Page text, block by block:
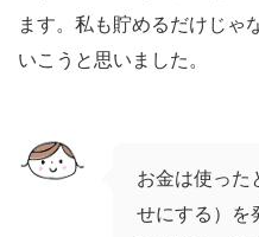
ます。私も貯めるだけじゃ
いこうと思いました。
お金は使った
せにする）を